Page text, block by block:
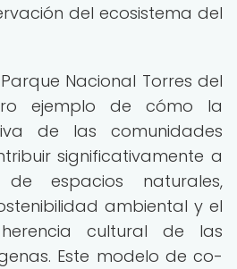
del ecosistema del
Nacional Torres del
ejemplo de cómo la
de las comunidades
significativamente a
espacios naturales,
ambiental y el
cultural de las
Este modelo de co-